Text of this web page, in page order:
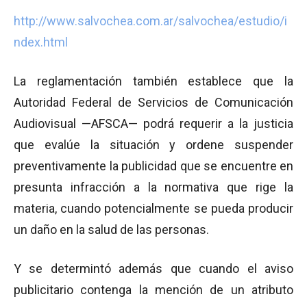
http://www.salvochea.com.ar/salvochea/estudio/i
ndex.html
La reglamentación también establece que la
Autoridad Federal de Servicios de Comunicación
Audiovisual —AFSCA— podrá requerir a la justicia
que evalúe la situación y ordene suspender
preventivamente la publicidad que se encuentre en
presunta infracción a la normativa que rige la
materia, cuando potencialmente se pueda producir
un daño en la salud de las personas.
Y se determintó además que cuando el aviso
publicitario contenga la mención de un atributo